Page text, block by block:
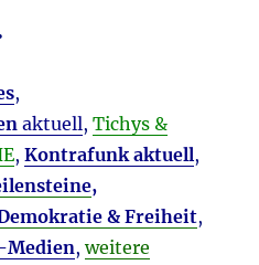
,
aktuell,Tichys &
,Kontrafunk aktuell,
,
& Freiheit,
,weitere